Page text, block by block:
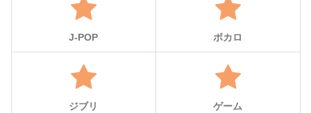
J-POP ボカロ
ジブリ ゲーム